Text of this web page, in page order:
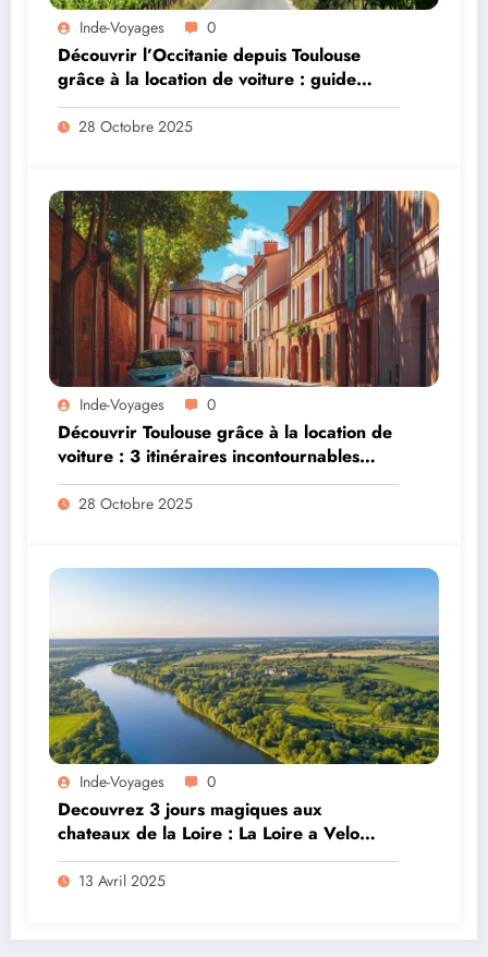
Inde-Voyages 0
Découvrir l’Occitanie depuis Toulouse
grâce à la location de voiture : guide
pratique pour rayonner dans la région
rose28 Octobre 2025
Inde-Voyages 0
Découvrir Toulouse grâce à la location de
voiture : 3 itinéraires incontournables
pour votre week-end
28 Octobre 2025
Inde-Voyages 0
Decouvrez 3 jours magiques aux
chateaux de la Loire : La Loire a Velo
pour une escapade royale
13 Avril 2025